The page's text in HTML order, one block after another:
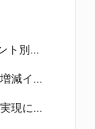
FY2025グループ通期予想 セグメント別売上高
FY2025グループ通期予想 YonYの増減イメージ
資本コストや株価を意識した経営の実現に向けて